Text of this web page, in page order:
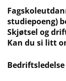
studiepoeng)
Skjøtsel og
Kan du si litt
Bedriftsledelse